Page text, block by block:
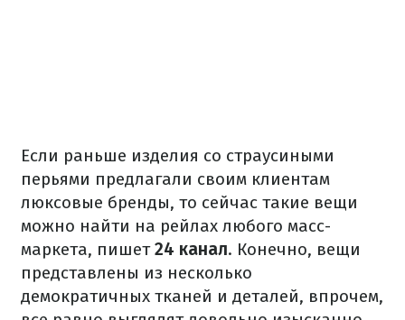
Если раньше изделия со страусиными
перьями предлагали своим клиентам
люксовые бренды, то сейчас такие вещи
можно найти на рейлах любого масс-
маркета, пишет24 канал. Конечно, вещи
представлены из несколько
демократичных тканей и деталей, впрочем,